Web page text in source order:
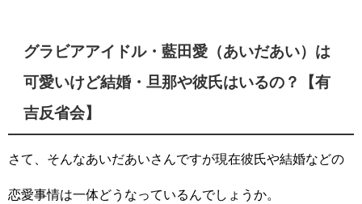
グラビアアイドル・藍田愛（あいだあい）は
可愛いけど結婚・旦那や彼氏はいるの？【有
吉反省会】
さて、そんなあいだあいさんですが現在彼氏や結婚などの
恋愛事情は一体どうなっているんでしょうか。